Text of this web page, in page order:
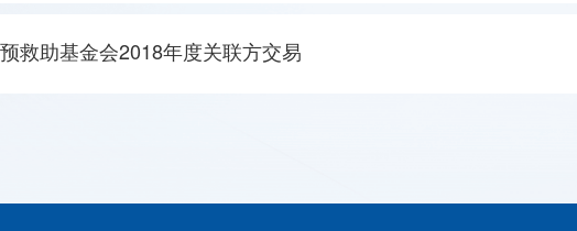
救助基金会2018年度关联方交易